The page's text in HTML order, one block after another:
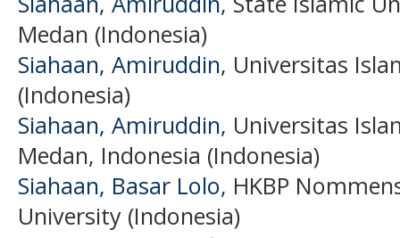
Medan (Indonesia)
Siahaan, Amiruddin, Universitas
(Indonesia)
Siahaan, Amiruddin, Universitas
Medan, Indonesia (Indonesia)
Siahaan, Basar Lolo, HKBP
University (Indonesia)